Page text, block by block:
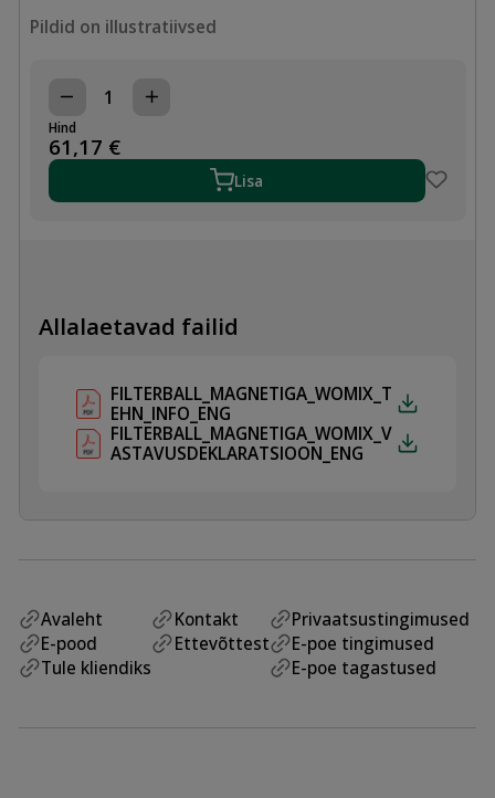
Pildid on illustratiivsed
FILTERBALL
MAGNETIGA
DN25
kogus
Hind
61,17 €
Lisa
Allalaetavad failid
FILTERBALL_MAGNETIGA_WOMIX_T
EHN_INFO_ENG
FILTERBALL_MAGNETIGA_WOMIX_V
ASTAVUSDEKLARATSIOON_ENG
Avaleht
E-pood
Tule kliendiks
Kontakt
Ettevõttest
Privaatsustingimused
E-poe tingimused
E-poe tagastused